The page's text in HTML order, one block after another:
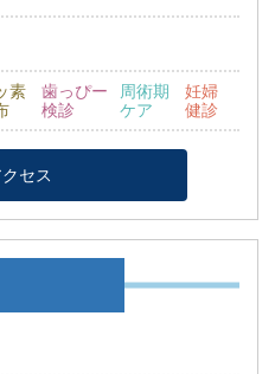
素
歯っぴー
検診
周術期
ケア
妊婦
健診
セス